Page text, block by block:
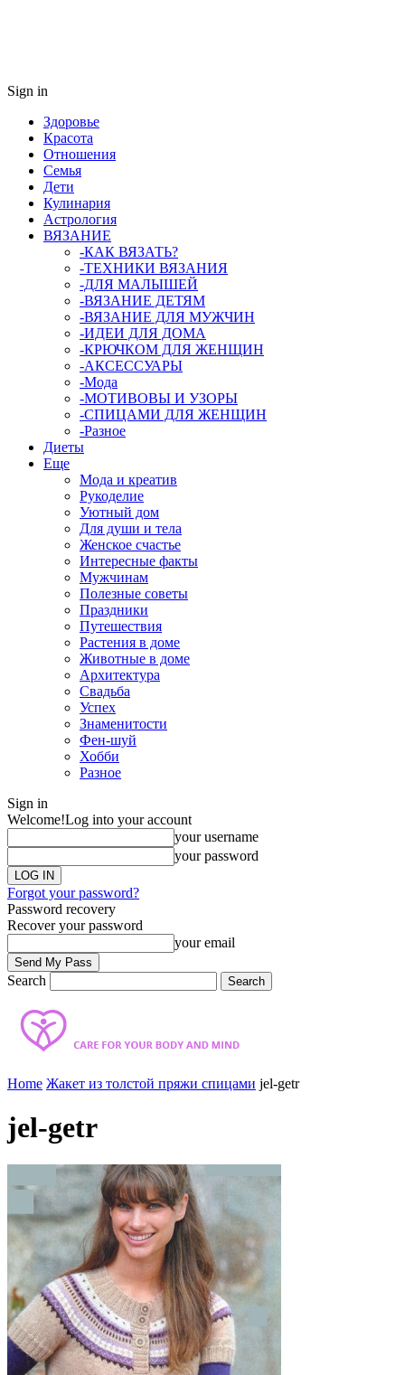
Sign in
Здоровье
Красота
Отношения
Семья
Дети
Кулинария
Астрология
ВЯЗАНИЕ
-КАК ВЯЗАТЬ?
-ТЕХНИКИ ВЯЗАНИЯ
-ДЛЯ МАЛЫШЕЙ
-ВЯЗАНИЕ ДЕТЯМ
-ВЯЗАНИЕ ДЛЯ МУЖЧИН
-ИДЕИ ДЛЯ ДОМА
-КРЮЧКОМ ДЛЯ ЖЕНЩИН
-AКСЕССУАРЫ
-Мода
-МОТИВОВЫ И УЗОРЫ
-СПИЦАМИ ДЛЯ ЖЕНЩИН
-Разное
Диеты
Еще
Мода и креатив
Рукоделие
Уютный дом
Для души и тела
Женское счастье
Интересные факты
Мужчинам
Полезные советы
Праздники
Путешествия
Растения в доме
Животные в доме
Архитектура
Свадьба
Успех
Знаменитости
Фен-шуй
Хобби
Разное
Sign in
Welcome!Log into your account
your username
your password
Forgot your password?
Password recovery
Recover your password
your email
Search
Home Жакет из толстой пряжи спицами jel-getr
jel-getr